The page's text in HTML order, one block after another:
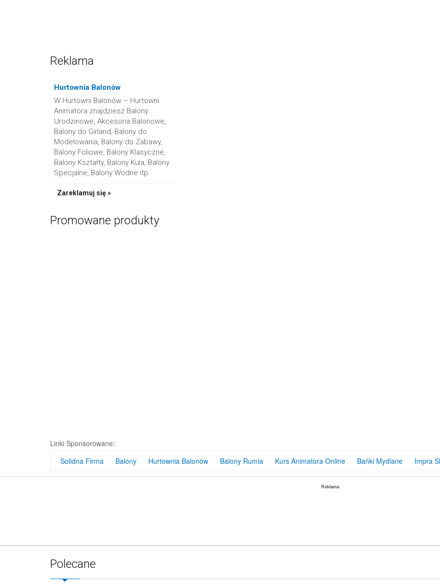
Reklama
Hurtownia Balonów
W Hurtowni Balonów – Hurtowni
Animatora znajdziesz Balony
Urodzinowe, Akcesoria Balonowe,
Balony do Girland, Balony do
Modelowania, Balony do Zabawy,
Balony Foliowe, Balony Klasyczne,
Balony Kształty, Balony Kula, Balony
Specjalne, Balony Wodne itp.
Zareklamuj się »
Promowane produkty
Linki Sponsorowane:
Solidna Firma
Balony Hurtownia Balonów Balony Rumia Kurs Animatora Online Bańki Mydlane Impra
Polecane